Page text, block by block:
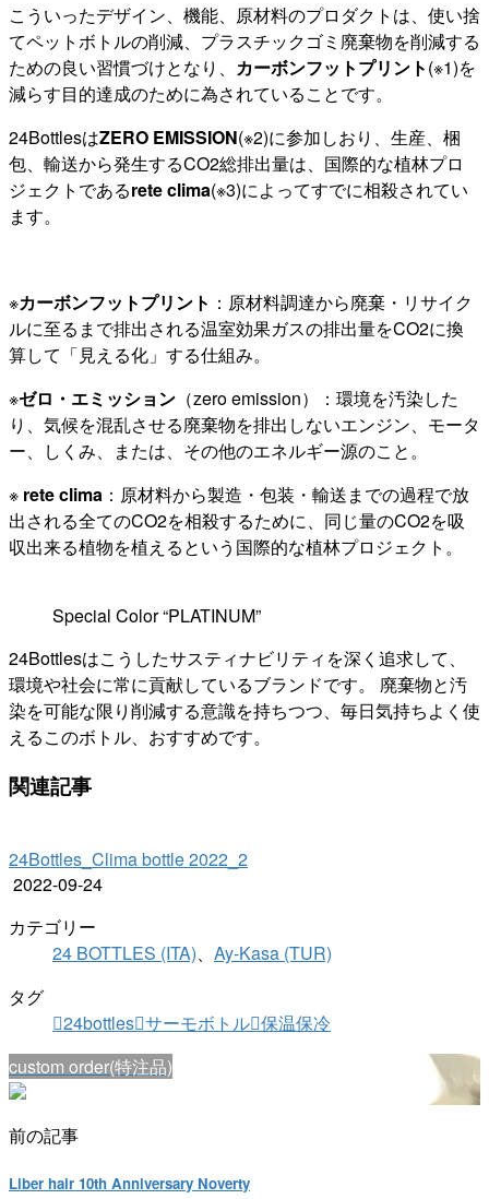
こういったデザイン、機能、原材料のプロダクトは、使い捨
てペットボトルの削減、プラスチックゴミ廃棄物を削減する
ための良い習慣づけとなり、 カーボンフットプリント(※1)を
減らす目的達成のために為されていることです。
24BottlesはZERO EMISSION(※2)に参加しおり、生産、梱
包、輸送から発生するCO2総排出量は、国際的な植林プロ
ジェクトであるrete clima(※3)によってすでに相殺されてい
ます。
※カーボンフットプリント ：原材料調達から廃棄・リサイク
ルに至るまで排出される温室効果ガスの排出量をCO2に換
算して「見える化」する仕組み。
※ゼロ・エミッション （zero emission）：環境を汚染した
り、気候を混乱させる廃棄物を排出しないエンジン、モータ
ー、しくみ、または、その他のエネルギー源のこと。
※ rete clima ：原材料から製造・包装・輸送までの過程で放
出される全てのCO2を相殺するために、同じ量のCO2を吸
収出来る植物を植えるという国際的な植林プロジェクト。
Special Color “PLATINUM”
24Bottlesはこうしたサスティナビリティを深く追求して、
環境や社会に常に貢献しているブランドです。 廃棄物と汚
染を可能な限り削減する意識を持ちつつ、毎日気持ちよく使
えるこのボトル、おすすめです。
関連記事
24Bottles_Clima bottle 2022_2
2022-09-24
カテゴリー
24 BOTTLES (ITA)、 Ay-Kasa (TUR)
タグ
24bottles サーモボトル 保温保冷
custom order(特注品)
前の記事
Liber hair 10th Anniversary Noverty